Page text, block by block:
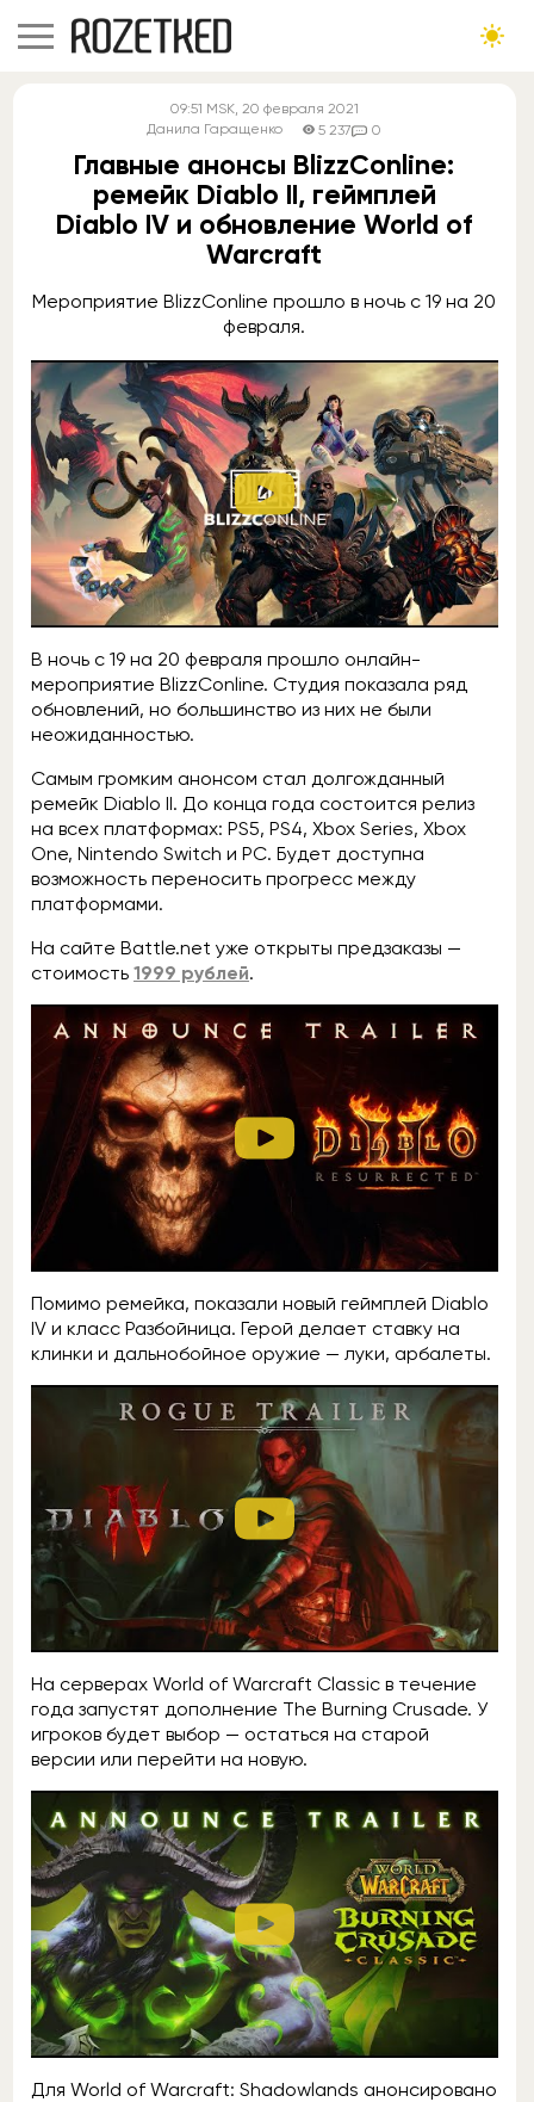
09:51 MSK, 20 февраля 2021
Данила Гаращенко
5 237 0
Главные анонсы BlizzConline:
ремейк Diablo II, геймплей
Diablo IV и обновление World of
Warcraft
Мероприятие BlizzConline прошло в ночь с 19 на 20
февраля.
В ночь с 19 на 20 февраля прошло онлайн-
мероприятие BlizzConline. Студия показала ряд
обновлений, но большинство из них не были
неожиданностью.
Самым громким анонсом стал долгожданный
ремейк Diablo II. До конца года состоится релиз
на всех платформах: PS5, PS4, Xbox Series, Xbox
One, Nintendo Switch и PC. Будет доступна
возможность переносить прогресс между
платформами.
На сайте Battle.net уже открыты предзаказы —
стоимость 1999 рублей.
Помимо ремейка, показали новый геймплей Diablo
IV и класс Разбойница. Герой делает ставку на
клинки и дальнобойное оружие — луки, арбалеты.
На серверах World of Warcraft Classic в течение
года запустят дополнение The Burning Crusade. У
игроков будет выбор — остаться на старой
версии или перейти на новую.
Для World of Warcraft: Shadowlands анонсировано